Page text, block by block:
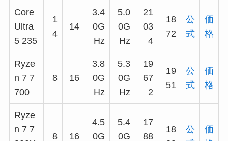
Core
Ultra
5 235
1
4
14
3.4
0G
Hz
5.0
0G
Hz
21
03
4
18
72
公
式
価
格
Ryze
n 7 7
700
8 16
3.8
0G
Hz
5.3
0G
Hz
19
67
2
19
51
公
式
価
格
Ryze
n 7 7
8 16
4.5
0G
5.4
0G
17
88
18
公
価